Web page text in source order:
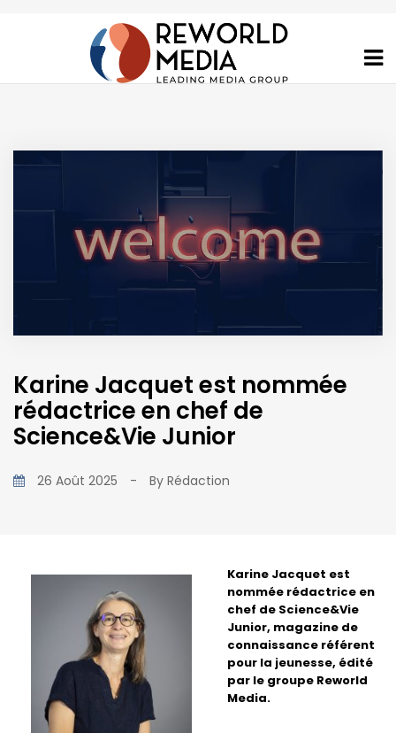
Karine Jacquet est nommée
rédactrice en chef de
Science&Vie Junior
26 Août 2025 - By Rédaction
Karine Jacquet est
nommée rédactrice en
chef de Science&Vie
Junior, magazine de
connaissance référent
pour la jeunesse, édité
par le groupe Reworld
Media.